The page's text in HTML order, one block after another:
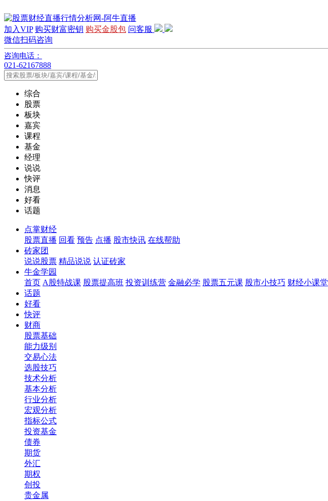
加入VIP 购买财富密钥 购买金股包 问客服
微信扫码咨询
咨询电话：
021-62167888
综合
股票
板块
嘉宾
课程
基金
经理
说说
快评
消息
好看
话题
点掌财经
股票直播 回看 预告 点播 股市快讯 在线帮助
砖家团
说说股票 精品说说 认证砖家
牛金学园
首页 A股特战课 股票提高班 投资训练营 金融必学 股票五元课 股市小技巧 财经小课堂
话题
好看
快评
财商
股票基础
能力级别
交易心法
选股技巧
技术分析
基本分析
行业分析
宏观分析
指标公式
投资基金
债券
期货
外汇
期权
创投
贵金属